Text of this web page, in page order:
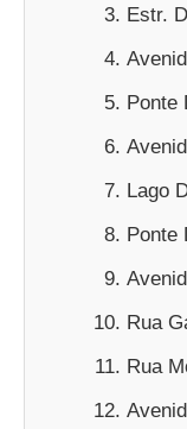
Estr.
Ponte
Lago
Ponte
Rua
Rua